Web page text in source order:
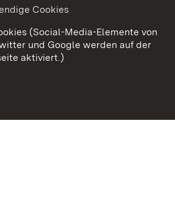
Impressum
Cookies
(Social-Media-Elemente von
und Google werden auf der
aktiviert.)